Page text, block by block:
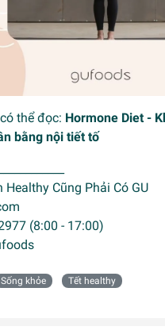
thể đọc: Hormone Diet -
bằng nội tiết tố
Healthy Cũng Phải Có GU
(8:00 - 17:00)
Sống khỏe Tết healthy